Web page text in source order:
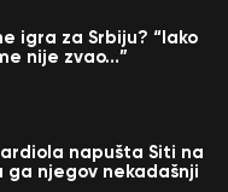
igra za Srbiju? “Iako
nije zvao…”
napušta Siti na
ga njegov nekadašnji